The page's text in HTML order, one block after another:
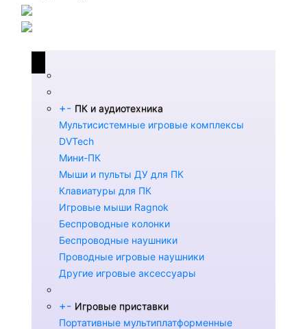
+- ПК и аудиотехника
Мультисистемные игровые комплексы
DVTech
Мини-ПК
Мыши и пульты ДУ для ПК
Клавиатуры для ПК
Игровые мыши Ragnok
Беспроводные колонки
Беспроводные наушники
Проводные игровые наушники
Другие игровые аксессуары
+- Игровые приставки
Портативные мультиплатформенные